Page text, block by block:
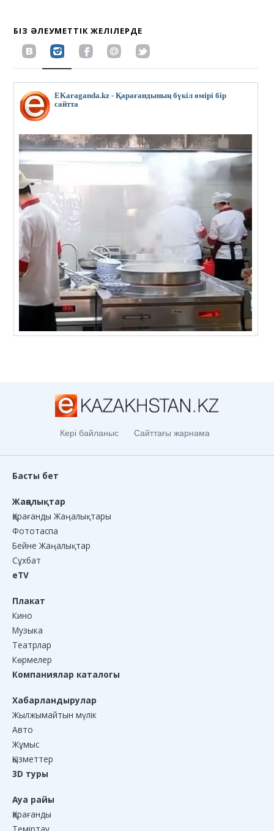
БІЗ ӘЛЕУМЕТТІК ЖЕЛІЛЕРДЕ
EKaraganda.kz - Қарағандының бүкіл өмірі бір
сайтта
Кері байланыс Сайттағы жарнама
Басты бет
Жаңалықтар
Қарағанды Жаңалықтары
Фототаспа
Бейне Жаңалықтар
Сұхбат
eTV
Плакат
Кино
Музыка
Театрлар
Көрмелер
Компаниялар каталогы
Хабарландырулар
Жылжымайтын мүлік
Авто
Жұмыс
Қызметтер
3D туры
Ауа райы
Қарағанды
Теміртау